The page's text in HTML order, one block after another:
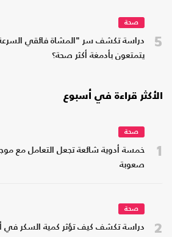
5
صحة
دراسة تكشف سر "المشاة فائقي
يتمتعون بأدمغة أكثر صحة؟
الأكثر قراءة في أسبوع
1
صحة
خمسة أدوية شائعة تجعل التعامل مع
صعوبة
2
صحة
دراسة تكشف كيف تؤثر كمية السكر في